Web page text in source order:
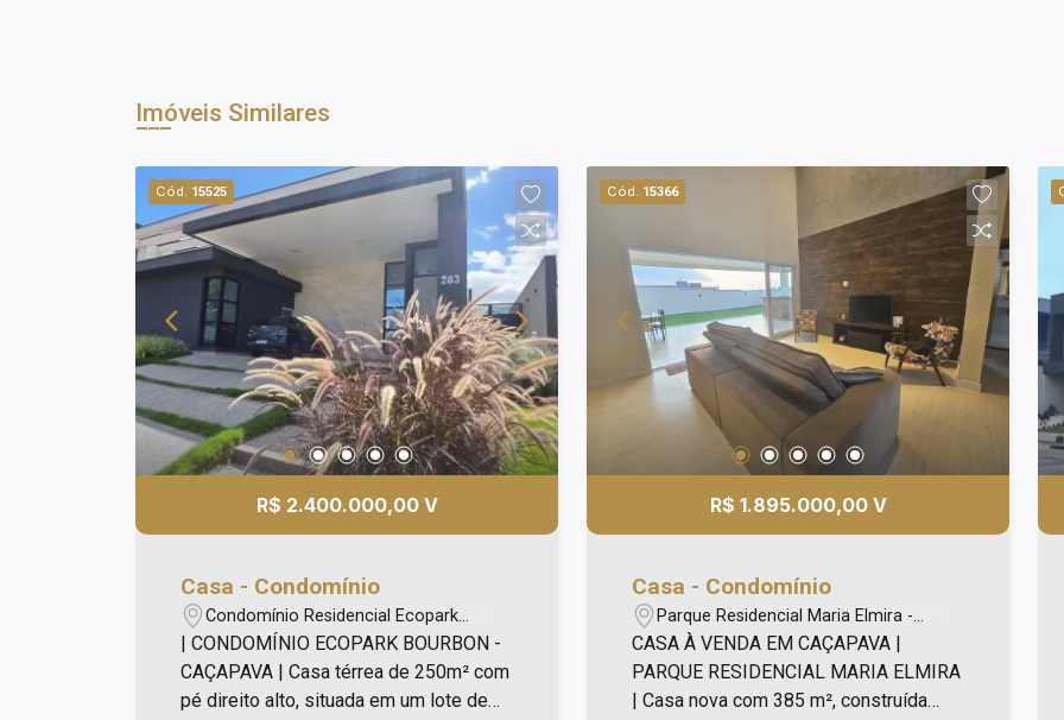
Imóveis Similares
Cód. 15525
R$ 2.400.000,00 V
Casa - Condomínio
Condomínio Residencial Ecopark
Bourbon - Caçapava/SP
| CONDOMÍNIO ECOPARK BOURBON -
CAÇAPAVA | Casa térrea de 250m² com
pé direito alto, situada em um lote de
Cód. 15366
R$ 1.895.000,00 V
Casa - Condomínio
Parque Residencial Maria Elmira -
Caçapava/SP
CASA À VENDA EM CAÇAPAVA |
PARQUE RESIDENCIAL MARIA ELMIRA
| Casa nova com 385 m², construída